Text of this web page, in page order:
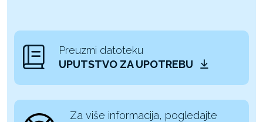
Preuzmi datoteku
UPUTSTVO ZA UPOTREBU
Za više informacija, pogledajte